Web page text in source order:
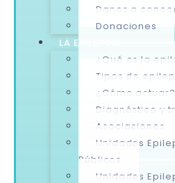
Danos a
Donaciones
LA EPILEPSIA
¿Qué es la
Tipos de
¿Cómo actuar?
Diagnóstico y
Asociaciones
Unidades
Públicos
Unidades